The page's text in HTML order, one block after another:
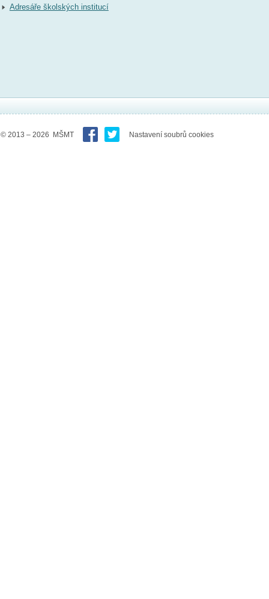
Adresáře školských institucí
© 2013 – 2026 MŠMT Nastavení soubrů cookies